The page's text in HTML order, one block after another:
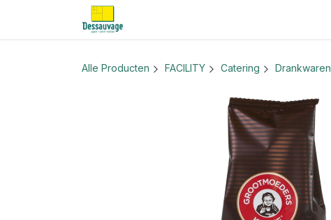
Overslaan naar inhoud
Alle Producten FACILITY Catering Drankwaren